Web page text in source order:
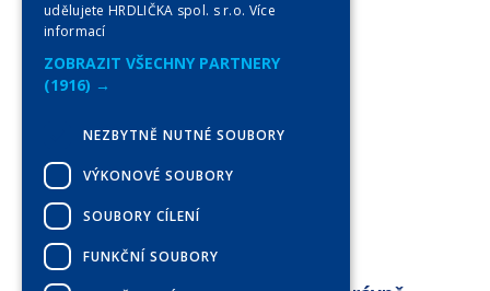
Úvod
Kontakt
O nás
udělujete HRDLIČKA spol. s r.o. Více
informací
ZOBRAZIT VŠECHNY PARTNERY
(1916) →
NEZBYTNĚ NUTNÉ SOUBORY
VÝKONOVÉ SOUBORY
SOUBORY CÍLENÍ
FUNKČNÍ SOUBORY